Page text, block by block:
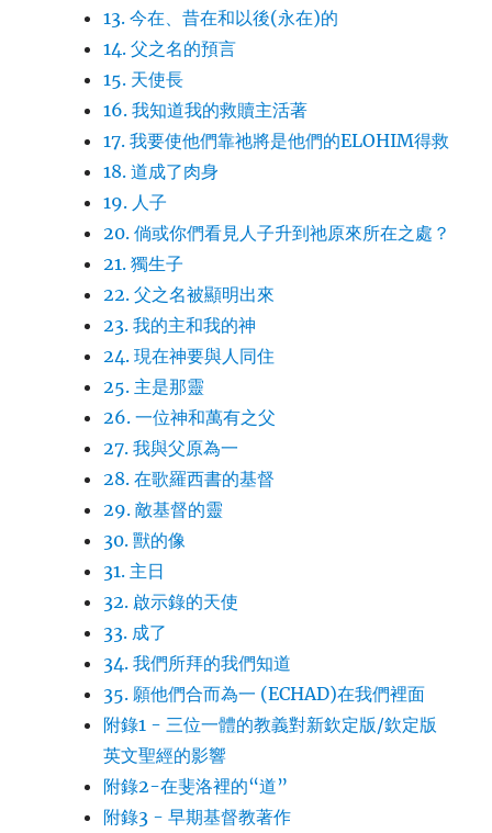
13. 今在、昔在和以後(永在)的
14. 父之名的預言
15. 天使長
16. 我知道我的救贖主活著
17. 我要使他們靠祂將是他們的ELOHIM得救
18. 道成了肉身
19. 人子
20. 倘或你們看見人子升到祂原來所在之處？
21. 獨生子
22. 父之名被顯明出來
23. 我的主和我的神
24. 現在神要與人同住
25. 主是那靈
26. 一位神和萬有之父
27. 我與父原為一
28. 在歌羅西書的基督
29. 敵基督的靈
30. 獸的像
31. 主日
32. 啟示錄的天使
33. 成了
34. 我們所拜的我們知道
35. 願他們合而為一 (ECHAD)在我們裡面
附錄1 - 三位一體的教義對新欽定版/欽定版
英文聖經的影響
附錄2-在斐洛裡的“道”
附錄3 - 早期基督教著作